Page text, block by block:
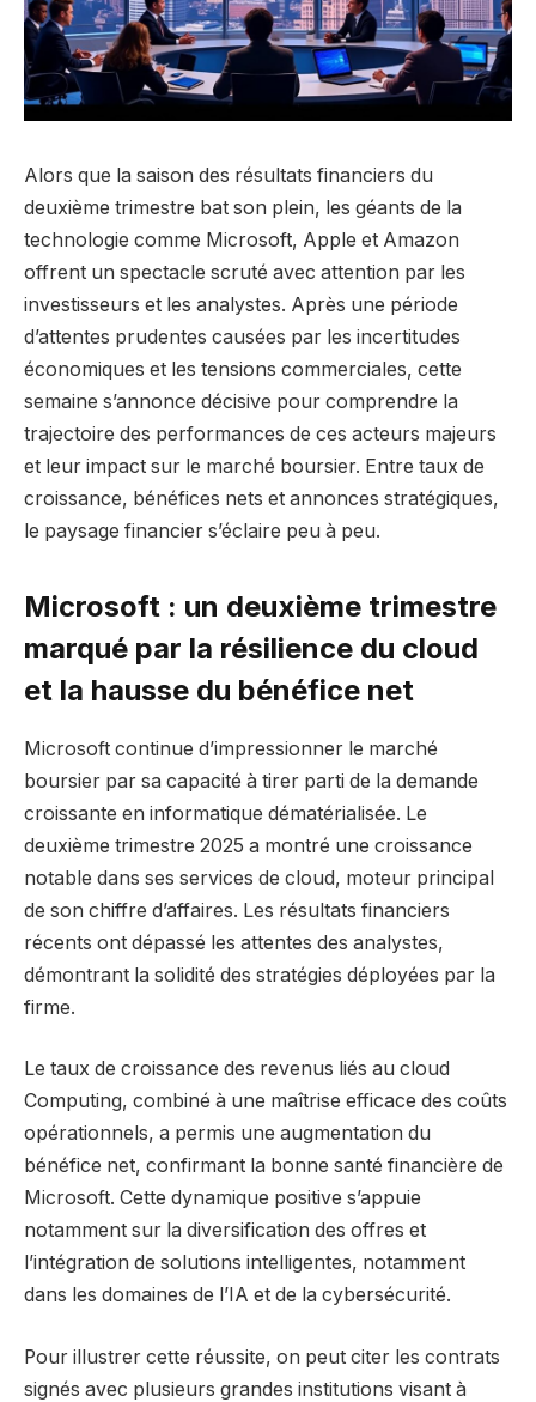
Alors que la saison des résultats financiers du
deuxième trimestre bat son plein, les géants de la
technologie comme Microsoft, Apple et Amazon
offrent un spectacle scruté avec attention par les
investisseurs et les analystes. Après une période
d’attentes prudentes causées par les incertitudes
économiques et les tensions commerciales, cette
semaine s’annonce décisive pour comprendre la
trajectoire des performances de ces acteurs majeurs
et leur impact sur le marché boursier. Entre taux de
croissance, bénéfices nets et annonces stratégiques,
le paysage financier s’éclaire peu à peu.
Microsoft : un deuxième trimestre
marqué par la résilience du cloud
et la hausse du bénéfice net
Microsoft continue d’impressionner le marché
boursier par sa capacité à tirer parti de la demande
croissante en informatique dématérialisée. Le
deuxième trimestre 2025 a montré une croissance
notable dans ses services de cloud, moteur principal
de son chiffre d’affaires. Les résultats financiers
récents ont dépassé les attentes des analystes,
démontrant la solidité des stratégies déployées par la
firme.
Le taux de croissance des revenus liés au cloud
Computing, combiné à une maîtrise efficace des coûts
opérationnels, a permis une augmentation du
bénéfice net, confirmant la bonne santé financière de
Microsoft. Cette dynamique positive s’appuie
notamment sur la diversification des offres et
l’intégration de solutions intelligentes, notamment
dans les domaines de l’IA et de la cybersécurité.
Pour illustrer cette réussite, on peut citer les contrats
signés avec plusieurs grandes institutions visant à